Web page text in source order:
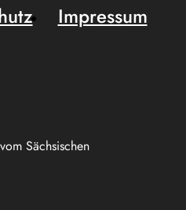
Sächsischen
Impressum